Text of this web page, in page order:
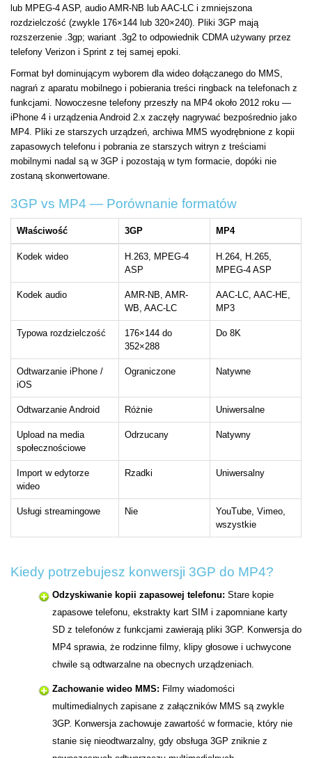
lub MPEG-4 ASP, audio AMR-NB lub AAC-LC i zmniejszona
rozdzielczość (zwykle 176×144 lub 320×240). Pliki 3GP mają
rozszerzenie .3gp; wariant .3g2 to odpowiednik CDMA używany przez
telefony Verizon i Sprint z tej samej epoki.
Format był dominującym wyborem dla wideo dołączanego do MMS,
nagrań z aparatu mobilnego i pobierania treści ringback na telefonach z
funkcjami. Nowoczesne telefony przeszły na MP4 około 2012 roku —
iPhone 4 i urządzenia Android 2.x zaczęły nagrywać bezpośrednio jako
MP4. Pliki ze starszych urządzeń, archiwa MMS wyodrębnione z kopii
zapasowych telefonu i pobrania ze starszych witryn z treściami
mobilnymi nadal są w 3GP i pozostają w tym formacie, dopóki nie
zostaną skonwertowane.
3GP vs MP4 — Porównanie formatów
Właściwość 3GP MP4
Kodek wideo
H.263, MPEG-4
ASP
H.264, H.265,
MPEG-4 ASP
Kodek audio
AMR-NB, AMR-
WB, AAC-LC
AAC-LC, AAC-HE,
MP3
Typowa rozdzielczość
176×144 do
352×288
Do 8K
Odtwarzanie iPhone /
iOS
Ograniczone Natywne
Odtwarzanie Android Różnie Uniwersalne
Upload na media
społecznościowe
Odrzucany Natywny
Import w edytorze
wideo
Rzadki Uniwersalny
Usługi streamingowe Nie
YouTube, Vimeo,
wszystkie
Kiedy potrzebujesz konwersji 3GP do MP4?
Odzyskiwanie kopii zapasowej telefonu: Stare kopie
zapasowe telefonu, ekstrakty kart SIM i zapomniane karty
SD z telefonów z funkcjami zawierają pliki 3GP. Konwersja do
MP4 sprawia, że rodzinne filmy, klipy głosowe i uchwycone
chwile są odtwarzalne na obecnych urządzeniach.
Zachowanie wideo MMS: Filmy wiadomości
multimedialnych zapisane z załączników MMS są zwykle
3GP. Konwersja zachowuje zawartość w formacie, który nie
stanie się nieodtwarzalny, gdy obsługa 3GP zniknie z